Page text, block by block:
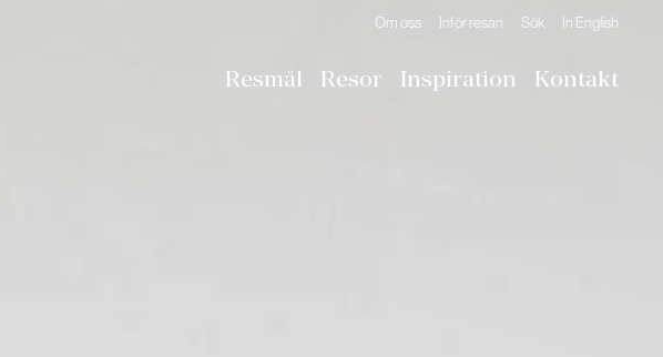
Om oss Inför resan Sök In English
Resmål Resor Inspiration Kontakt